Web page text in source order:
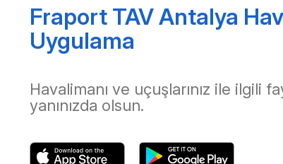
Fraport TAV Antalya
Uygulama
Havalimanı ve uçuşlarınız ile ilgili
yanınızda olsun.